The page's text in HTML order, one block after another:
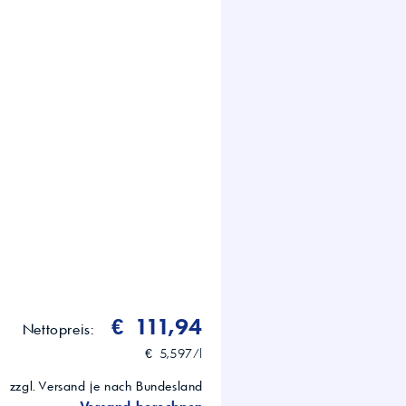
Nettopreis: € 111,94
€ 5,597/l
zzgl. Versand je nach Bundesland